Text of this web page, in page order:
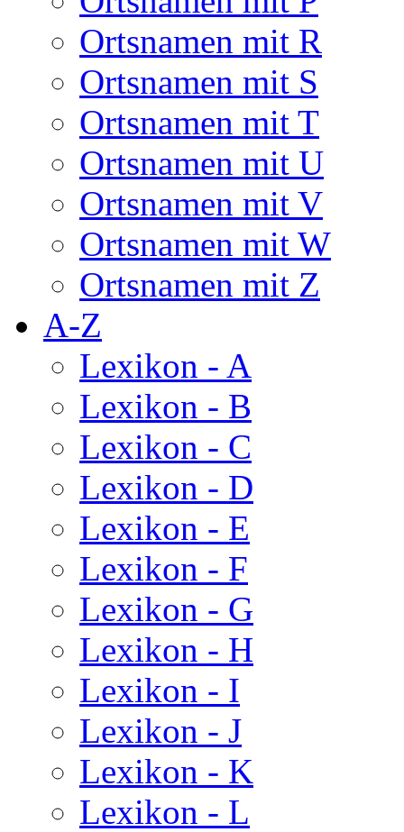
Ortsnamen mit R
Ortsnamen mit S
Ortsnamen mit T
Ortsnamen mit U
Ortsnamen mit V
Ortsnamen mit W
Ortsnamen mit Z
A-Z
Lexikon - A
Lexikon - B
Lexikon - C
Lexikon - D
Lexikon - E
Lexikon - F
Lexikon - G
Lexikon - H
Lexikon - I
Lexikon - J
Lexikon - K
Lexikon - L